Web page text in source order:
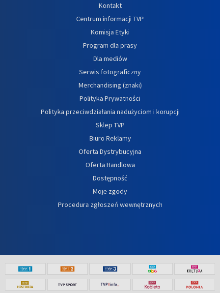
Kontakt
Centrum informacji TVP
Komisja Etyki
Program dla prasy
Dla mediów
Serwis fotograficzny
Merchandising (znaki)
Polityka Prywatności
Polityka przeciwdziałania nadużyciom i korupcji
Sklep TVP
Biuro Reklamy
Oferta Dystrybucyjna
Oferta Handlowa
Dostępność
Moje zgody
Procedura zgłoszeń wewnętrznych